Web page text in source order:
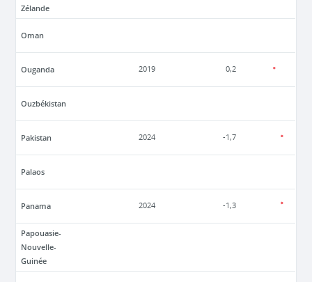
Zélande
Oman
Ouganda 2019 0,2
Ouzbékistan
Pakistan 2024 -1,7
Palaos
Panama 2024 -1,3
Papouasie-
Nouvelle-
Guinée